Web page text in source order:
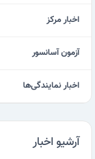
اخبار مرکز
آزمون آسانسور
اخبار نمایندگی‌ها
آرشیو اخبار